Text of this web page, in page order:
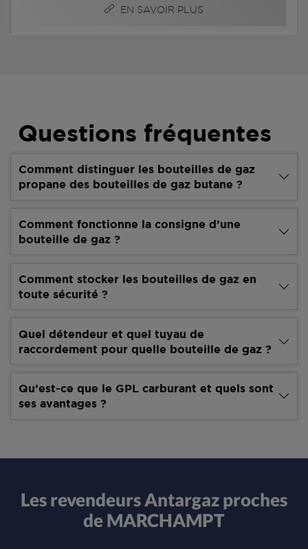
EN SAVOIR PLUS
Questions fréquentes
Comment distinguer les bouteilles de gaz
propane des bouteilles de gaz butane ?
Comment fonctionne la consigne d’une
bouteille de gaz ?
Comment stocker les bouteilles de gaz en
toute sécurité ?
Quel détendeur et quel tuyau de
raccordement pour quelle bouteille de gaz ?
Qu’est-ce que le GPL carburant et quels sont
ses avantages ?
Les revendeurs Antargaz proches
de MARCHAMPT